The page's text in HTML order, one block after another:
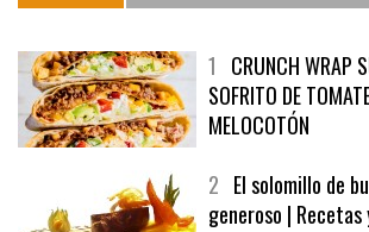
1 CRUNCH WRAP
SOFRITO DE
MELOCOTÓN
2 El solomillo de
generoso | Recetas